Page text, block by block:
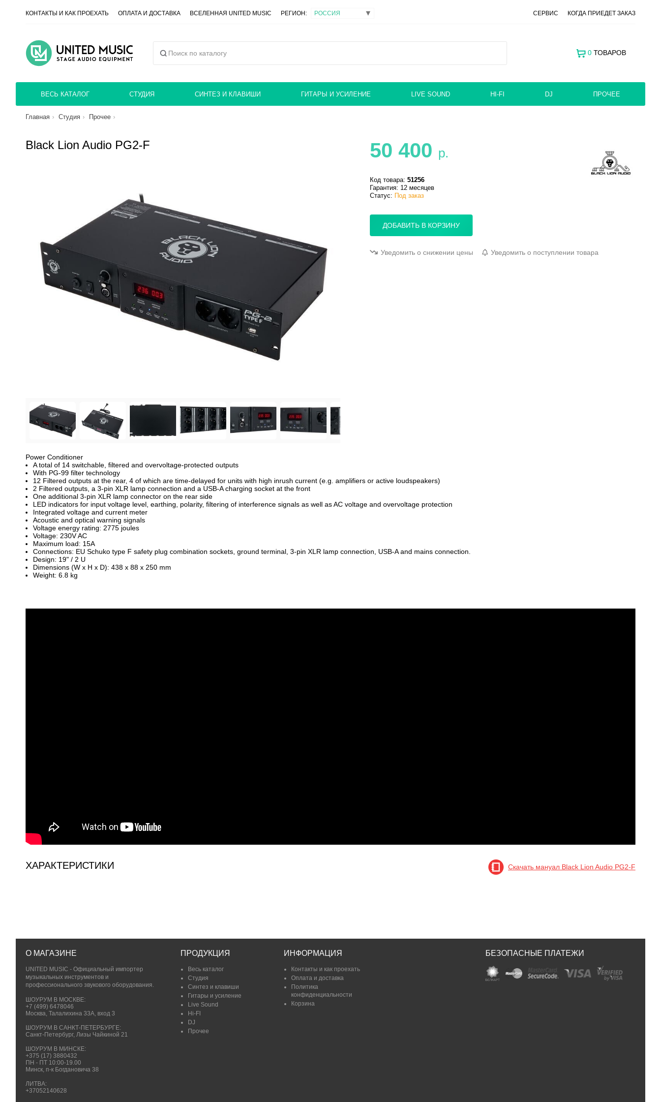
КОНТАКТЫ И КАК ПРОЕХАТЬ ОПЛАТА И ДОСТАВКА ВСЕЛЕННАЯ UNITED MUSIC РЕГИОН: СЕРВИС КОГДА ПРИЕДЕТ ЗАКАЗ
0 ТОВАРОВ
ВЕСЬ КАТАЛОГ СТУДИЯ СИНТЕЗ И КЛАВИШИ ГИТАРЫ И УСИЛЕНИЕ LIVE SOUND HI-FI DJ ПРОЧЕЕ
Главная Студия Прочее
Black Lion Audio PG2-F 50 400 р.
Код товара: 51256
Гарантия: 12 месяцев
Статус: Под заказ
ДОБАВИТЬ В КОРЗИНУ
Уведомить о снижении цены Уведомить о поступлении товара
Power Conditioner
A total of 14 switchable, filtered and overvoltage-protected outputs
With PG-99 filter technology
12 Filtered outputs at the rear, 4 of which are time-delayed for units with high inrush current (e.g. amplifiers or active loudspeakers)
2 Filtered outputs, a 3-pin XLR lamp connection and a USB-A charging socket at the front
One additional 3-pin XLR lamp connector on the rear side
LED indicators for input voltage level, earthing, polarity, filtering of interference signals as well as AC voltage and overvoltage protection
Integrated voltage and current meter
Acoustic and optical warning signals
Voltage energy rating: 2775 joules
Voltage: 230V AC
Maximum load: 15A
Connections: EU Schuko type F safety plug combination sockets, ground terminal, 3-pin XLR lamp connection, USB-A and mains connection.
Design: 19" / 2 U
Dimensions (W x H x D): 438 x 88 x 250 mm
Weight: 6.8 kg
ХАРАКТЕРИСТИКИ Скачать мануал Black Lion Audio PG2-F
О МАГАЗИНЕ
UNITED MUSIC - Официальный импортер
музыкальных инструментов и
профессионального звукового оборудования.
ШОУРУМ В МОСКВЕ:
+7 (499) 6478046
Москва, Талалихина 33А, вход 3
ШОУРУМ В САНКТ-ПЕТЕРБУРГЕ:
Санкт-Петербург, Лизы Чайкиной 21
ШОУРУМ В МИНСКЕ:
+375 (17) 3880432
ПН - ПТ 10:00-19.00
Минск, п-к Богдановича 38
ЛИТВА:
+37052140628
ПРОДУКЦИЯ
Весь каталог
Студия
Синтез и клавиши
Гитары и усиление
Live Sound
Hi-FI
DJ
Прочее
ИНФОРМАЦИЯ
Контакты и как проехать
Оплата и доставка
Политика
конфиденциальности
Корзина
БЕЗОПАСНЫЕ ПЛАТЕЖИ